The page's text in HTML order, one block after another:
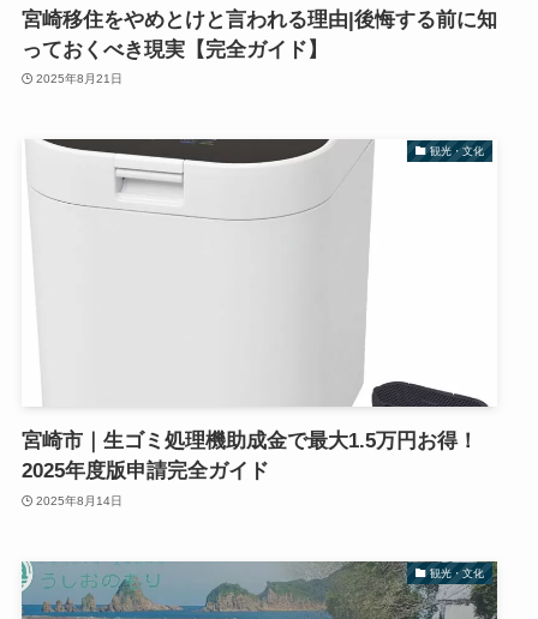
宮崎移住をやめとけと言われる理由|後悔する前に知
っておくべき現実【完全ガイド】
2025年8月21日
観光・文化
宮崎市｜生ゴミ処理機助成金で最大1.5万円お得！
2025年度版申請完全ガイド
2025年8月14日
観光・文化